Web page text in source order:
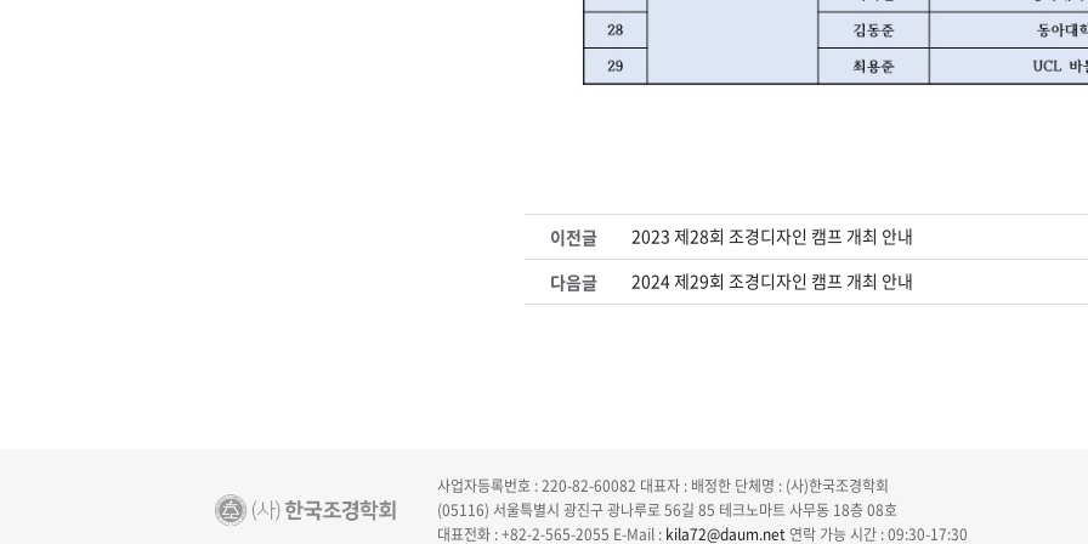
이전글
2023 제28회 조경디자인 캠프 개최 안내
다음글
2024 제29회 조경디자인 캠프 개최 안내
사업자등록번호 : 220-82-60082 대표자 : 배정한 단체명 : (사)한국조경학회
(05116) 서울특별시 광진구 광나루로 56길 85 테크노마트 사무동 18층 08호
대표전화 : +82-2-565-2055 E-Mail : kila72@daum.net 연락 가능 시간 : 09:30-17:30